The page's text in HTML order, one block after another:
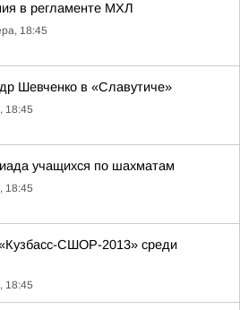
в регламенте МХЛ
18:45
Шевченко в «Славутиче»
18:45
учащихся по шахматам
18:45
СШОР-2013» среди
18:45